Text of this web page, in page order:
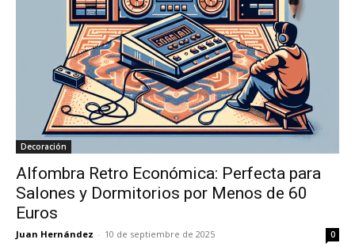
Decoración
Alfombra Retro Económica: Perfecta para
Salones y Dormitorios por Menos de 60
Euros
Juan Hernández - 10 de septiembre de 2025 0